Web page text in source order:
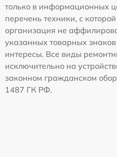
только в информационных
перечень техники, с
организация не
указанных товарных
интересы. Все виды
исключительно на
законном гражданском
1487 ГК РФ.